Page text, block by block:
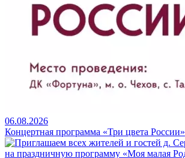
06.08.2026
Концертная программа «Три цвета России»